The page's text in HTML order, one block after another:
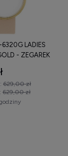
czasu i
,
najlepiej
LADIES
- ZEGAREK
629,00 zł
629,00 zł